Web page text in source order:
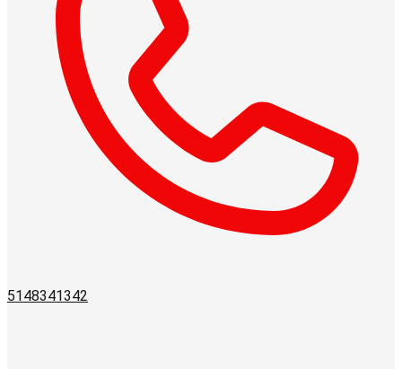
5148341342